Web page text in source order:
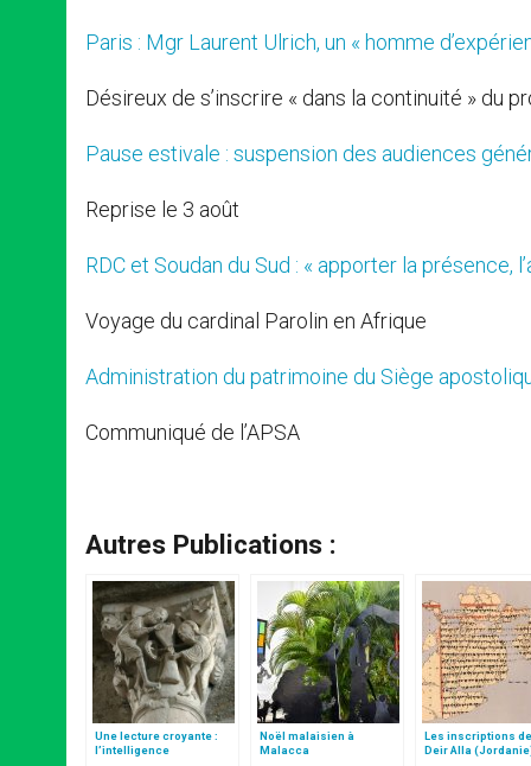
Paris : Mgr Laurent Ulrich, un « homme
Désireux de s’inscrire « dans la continuité » du
Pause estivale : suspension des audiences
Reprise le 3 août
RDC et Soudan du Sud : « apporter la présence,
Voyage du cardinal Parolin en Afrique
Administration du patrimoine du Siège
Communiqué de l’APSA
Autres Publications :
Une lecture croyante :
l’intelligence
Noël malaisien à
Malacca
Les inscriptions de
Deir Alla